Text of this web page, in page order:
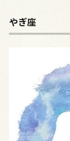
やぎ座